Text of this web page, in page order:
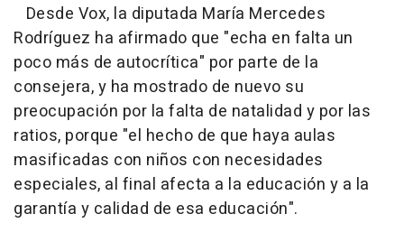
Desde Vox, la diputada María Mercedes
Rodríguez ha afirmado que "echa en falta un
poco más de autocrítica" por parte de la
consejera, y ha mostrado de nuevo su
preocupación por la falta de natalidad y por las
ratios, porque "el hecho de que haya aulas
masificadas con niños con necesidades
especiales, al final afecta a la educación y a la
garantía y calidad de esa educación".